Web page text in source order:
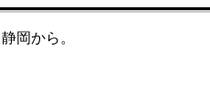
岡から。